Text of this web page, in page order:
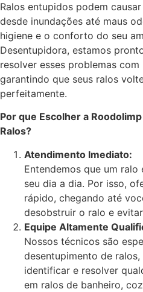
Ralos entupidos podem
desde inundações até maus
higiene e o conforto do seu
Desentupidora, estamos
resolver esses problemas
garantindo que seus ralos
perfeitamente.
Por que Escolher a
Ralos?
Atendimento Imediato:
Entendemos que um
seu dia a dia. Por isso,
rápido, chegando até
desobstruir o ralo e
Equipe Altamente
Nossos técnicos são
desentupimento de
identificar e resolver
em ralos de banheiro,